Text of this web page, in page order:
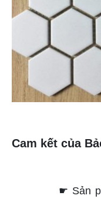
Cam kết của
☛ Sản